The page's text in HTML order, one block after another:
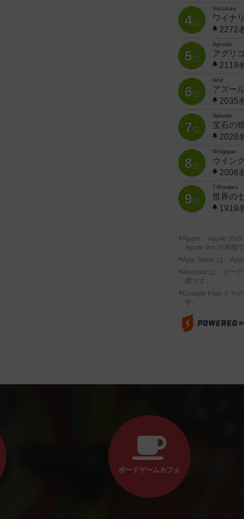
4位
Viticulture
ワイナ
2272
5位
Agricola
アグリ
2119
6位
Azul
アズー
2035
7位
Splendor
宝石の
2028
8位
Wingspan
ウイン
2006
9位
7 Wonders
世界の
1919
※Apple、Apple のロ
Apple Inc.の商標で
※App Store は、
※Android は、グー
標です。
※Google Play とそ
す。
ボードゲームカフェ